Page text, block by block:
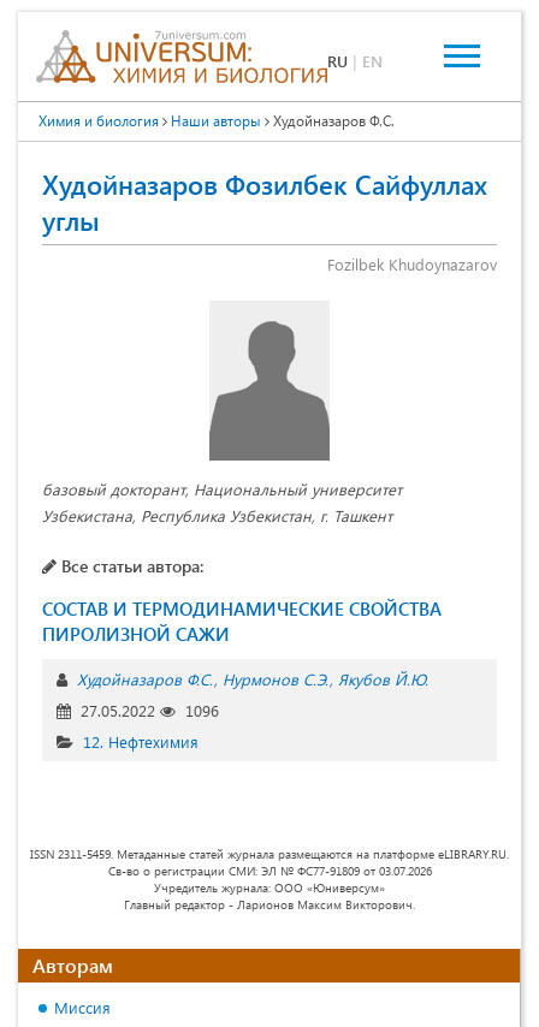
RU | EN
Химия и биология Наши авторы Худойназаров Ф.С.
Худойназаров Фозилбек Сайфуллах
углы
Fozilbek Khudoynazarov
базовый докторант, Национальный университет
Узбекистана, Республика Узбекистан, г. Ташкент
Все статьи автора:
СОСТАВ И ТЕРМОДИНАМИЧЕСКИЕ СВОЙСТВА
ПИРОЛИЗНОЙ САЖИ
Худойназаров Ф.С. Нурмонов С.Э. Якубов Й.Ю.
27.05.2022
1096
12. Нефтехимия
ISSN 2311-5459. Метаданные статей журнала размещаются на платформе eLIBRARY.RU.
Св-во о регистрации СМИ: ЭЛ № ФС77-91809 от 03.07.2026
Учредитель журнала: ООО «Юниверсум»
Главный редактор - Ларионов Максим Викторович.
Авторам
Миссия